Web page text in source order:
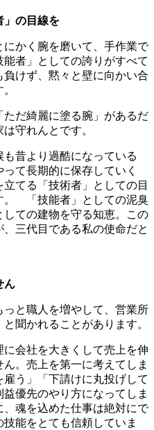
」の目線を
かく腕を磨いて、手作業で
者」としての誇りがすべて
けず、黙々と壁に向かい合
だ綺麗に塗る腕」があるだ
守れんとです。
昔より過酷になっている
て長期的に保存していく
てる「技術者」としての目
。 「技能者」としての泥臭
ての建物を守る知恵。この
三代目である私の使命だと
ん
と職人を増やして、営業所
聞かれることがあります。
会社を大きくして売上を伸
。売上を第一に考えてしま
う」「下請けに丸投げして
優先のやり方になってしま
魂を込めた仕事は絶対にで
能をとても信頼していま